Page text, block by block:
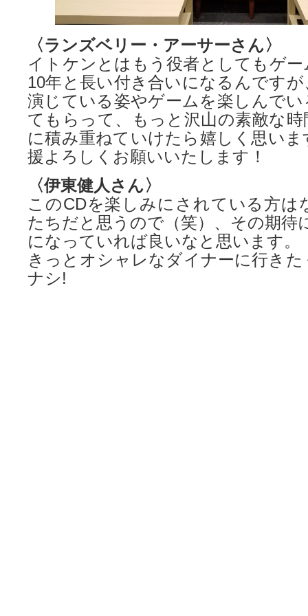
〈ランズベリー・アーサーさん〉
イトケンとはもう役者としてもゲ
10年と長い付き合いになるんです
演じている姿やゲームを楽しんで
てもらって、もっと沢山の素敵な
に積み重ねていけたら嬉しく思い
援よろしくお願いいたします！
〈伊東健人さん〉
このCDを楽しみにされている方は
たちだと思うので（笑）、その期待
になっていれば良いなと思います。
きっとオシャレなダイナーに行き
ナシ!